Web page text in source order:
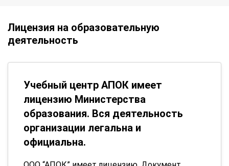
Лицензия на образовательную
деятельность
Учебный центр АПОК имеет
лицензию Министерства
образования. Вся деятельность
организации легальна и
официальна.